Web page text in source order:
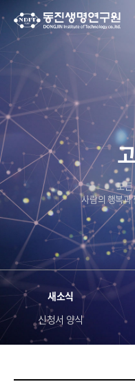
모든
사람의 행복과
새소식
신청서 양식